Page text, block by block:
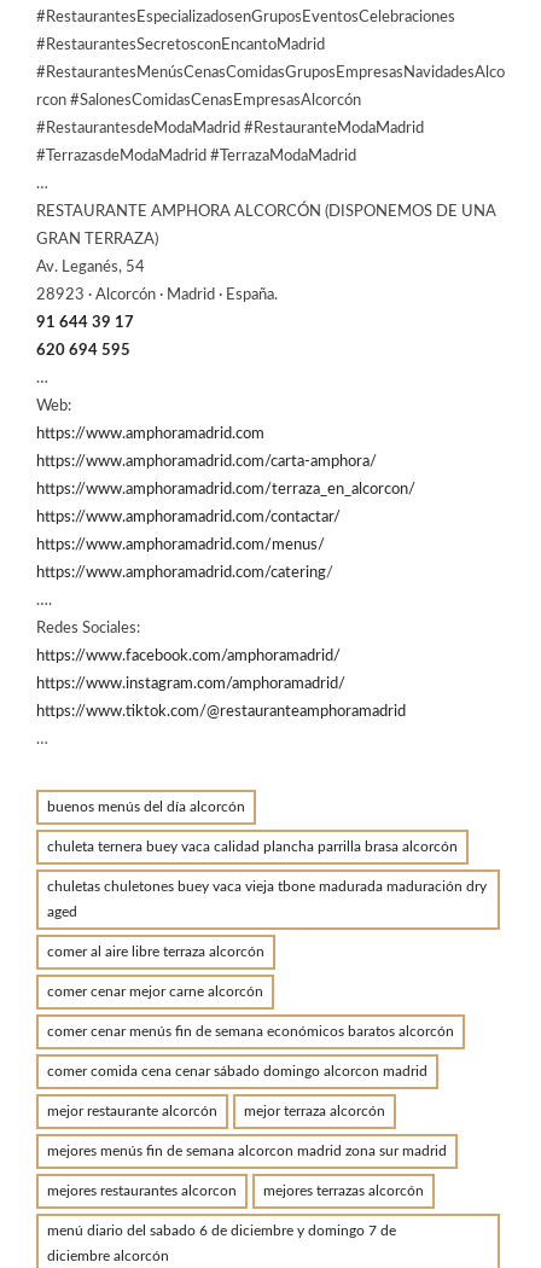
#RestaurantesEspecializadosenGruposEventosCelebraciones
#RestaurantesSecretosconEncantoMadrid
#RestaurantesMenúsCenasComidasGruposEmpresasNavidadesAlco
rcon #SalonesComidasCenasEmpresasAlcorcón
#RestaurantesdeModaMadrid #RestauranteModaMadrid
#TerrazasdeModaMadrid #TerrazaModaMadrid
…
RESTAURANTE AMPHORA ALCORCÓN (DISPONEMOS DE UNA
GRAN TERRAZA)
Av. Leganés, 54
28923 · Alcorcón · Madrid · España.
91 644 39 17
620 694 595
…
Web:
https://www.amphoramadrid.com
https://www.amphoramadrid.com/carta-amphora/
https://www.amphoramadrid.com/terraza_en_alcorcon/
https://www.amphoramadrid.com/contactar/
https://www.amphoramadrid.com/menus/
https://www.amphoramadrid.com/catering/
….
Redes Sociales:
https://www.facebook.com/amphoramadrid/
https://www.instagram.com/amphoramadrid/
https://www.tiktok.com/@restauranteamphoramadrid
…
buenos menús del día alcorcón
chuleta ternera buey vaca calidad plancha parrilla brasa alcorcón
chuletas chuletones buey vaca vieja tbone madurada maduración dry
aged
comer al aire libre terraza alcorcón
comer cenar mejor carne alcorcón
comer cenar menús fin de semana económicos baratos alcorcón
comer comida cena cenar sábado domingo alcorcon madrid
mejor restaurante alcorcón mejor terraza alcorcón
mejores menús fin de semana alcorcon madrid zona sur madrid
mejores restaurantes alcorcon mejores terrazas alcorcón
menú diario del sabado 6 de diciembre y domingo 7 de
diciembre alcorcón